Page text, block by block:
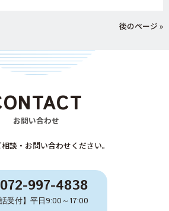
後のページ »
お問い合わせ
談・お問い合わせください。
072-997-4838
話受付】平日9:00～17:00